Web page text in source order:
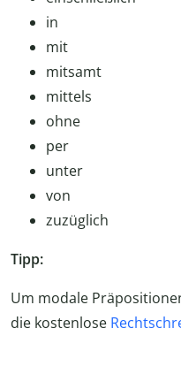
in
mit
mitsamt
mittels
ohne
per
unter
von
zuzüglich
Tipp:
Um modale
die kostenlose